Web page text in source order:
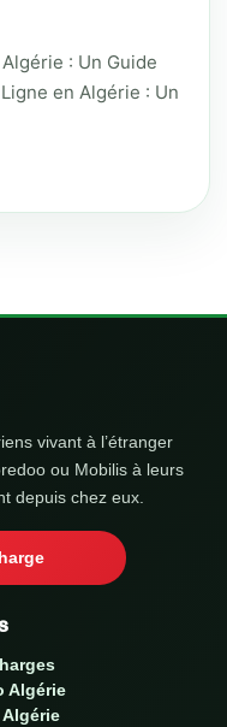
: Un Guide
en Algérie : Un
vivant à l’étranger
ou Mobilis à leurs
depuis chez eux.
Algérie